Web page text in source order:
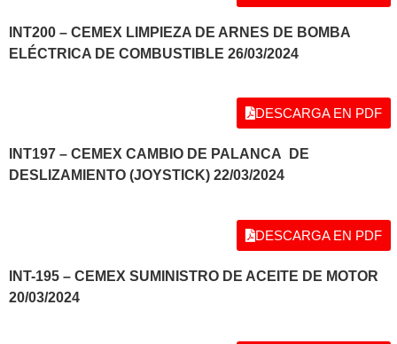
INT200 – CEMEX LIMPIEZA DE ARNES DE BOMBA
ELÉCTRICA DE COMBUSTIBLE 26/03/2024
DESCARGA EN PDF
INT197 – CEMEX CAMBIO DE PALANCA DE
DESLIZAMIENTO (JOYSTICK) 22/03/2024
DESCARGA EN PDF
INT-195 – CEMEX SUMINISTRO DE ACEITE DE MOTOR
20/03/2024